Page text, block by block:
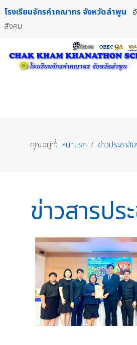
โรงเรียนจักรคำคณาทร จังหวัดลำพูน
สังคม
คุณอยู่ที่: หน้าแรก ข่าวประชา
ข่าวสารป